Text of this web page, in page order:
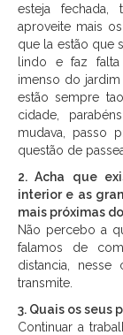
esteja
aproveite mais
que la estão que
lindo e faz
imenso do
estão sempre
cidade,
mudava, passo
questão de
2. Acha que
interior e as
mais próximas
Não percebo a
falamos de
distancia,
transmite.
3. Quais os seus
Continuar a